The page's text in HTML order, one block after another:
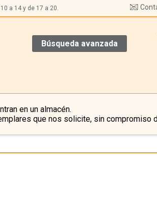
a 14 y de 17 a 20.
Búsqueda avanzada
en un almacén.
que nos solicite, sin compromiso